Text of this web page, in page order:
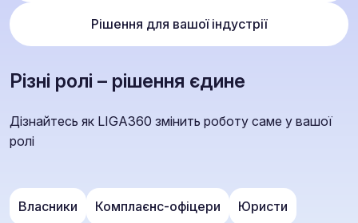
Рішення для вашої індустрії
Різні ролі – рішення єдине
Дізнайтесь як LIGA360 змінить роботу саме у вашої
ролі
Власники Комплаєнс-офіцери Юристи